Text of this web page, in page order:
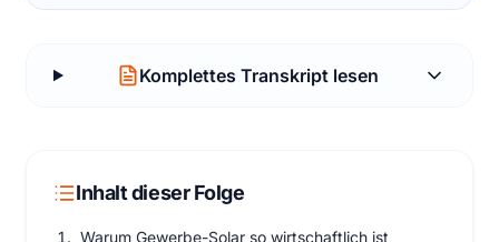
Komplettes Transkript lesen
Inhalt dieser Folge
Warum Gewerbe-Solar so wirtschaftlich ist